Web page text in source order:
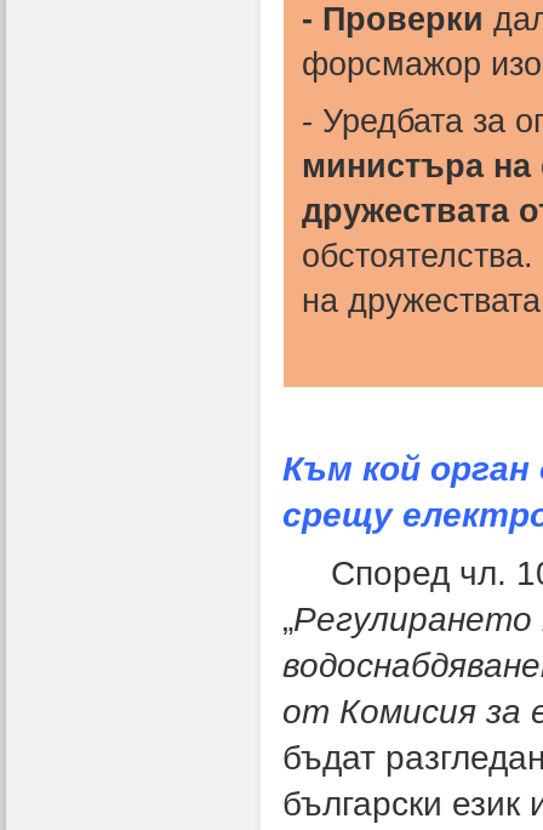
- Проверки
форсмажор
- Уредбата за
министъра на
дружествата
на
Към кой орган
срещу
Според чл. 10
„
от Комисия за
бъдат
български